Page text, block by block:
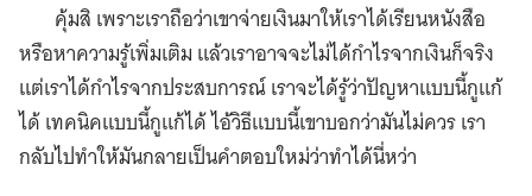
คุ้มสิ เพราะเราถือว่าเขาจ่ายเงินมาให้เราได้เรียนหนังสือ
หรือหาความรู้เพิ่มเติม แล้วเราอาจจะไม่ได้กำไรจากเงินก็จริง
แต่เราได้กำไรจากประสบการณ์ เราจะได้รู้ว่าปัญหาแบบนี้กูแก้
ได้ เทคนิคแบบนี้กูแก้ได้ ไอ้วิธีแบบนี้เขาบอกว่ามันไม่ควร เรา
กลับไปทำให้มันกลายเป็นคำตอบใหม่ว่าทำได้นี่หว่า